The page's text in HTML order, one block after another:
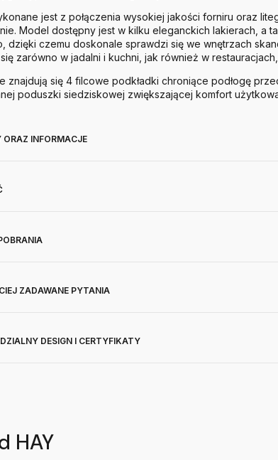
jest z połączenia wysokiej jakości forniru oraz
Model dostępny jest w kilku eleganckich lakierach, a
dzięki czemu doskonale sprawdzi się we wnętrzach
zarówno w jadalni i kuchni, jak również w
znajdują się 4 filcowe podkładki chroniące podłogę
poduszki siedziskowej zwiększającej komfort
ORAZ INFORMACJE
ZADAWANE PYTANIA
DESIGN I CERTYFIKATY
HAY